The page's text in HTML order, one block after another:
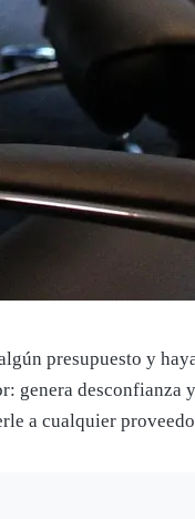
presupuesto y
genera desconfianza
a cualquier